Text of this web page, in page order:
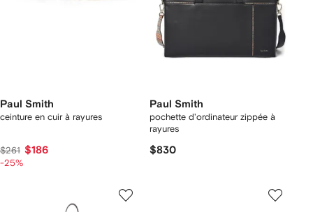
Paul Smith
ceinture en cuir à rayures
$261 $186
-25%
Paul Smith
pochette d'ordinateur zippée à
rayures
$830